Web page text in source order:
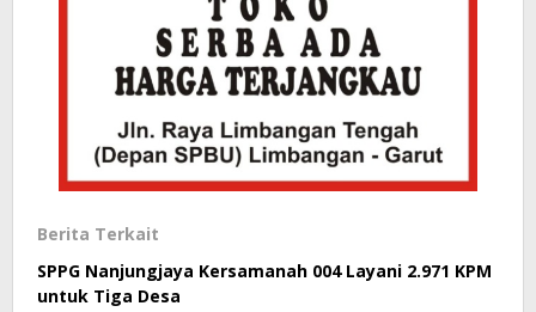
Berita Terkait
SPPG Nanjungjaya Kersamanah 004 Layani 2.971 KPM
untuk Tiga Desa